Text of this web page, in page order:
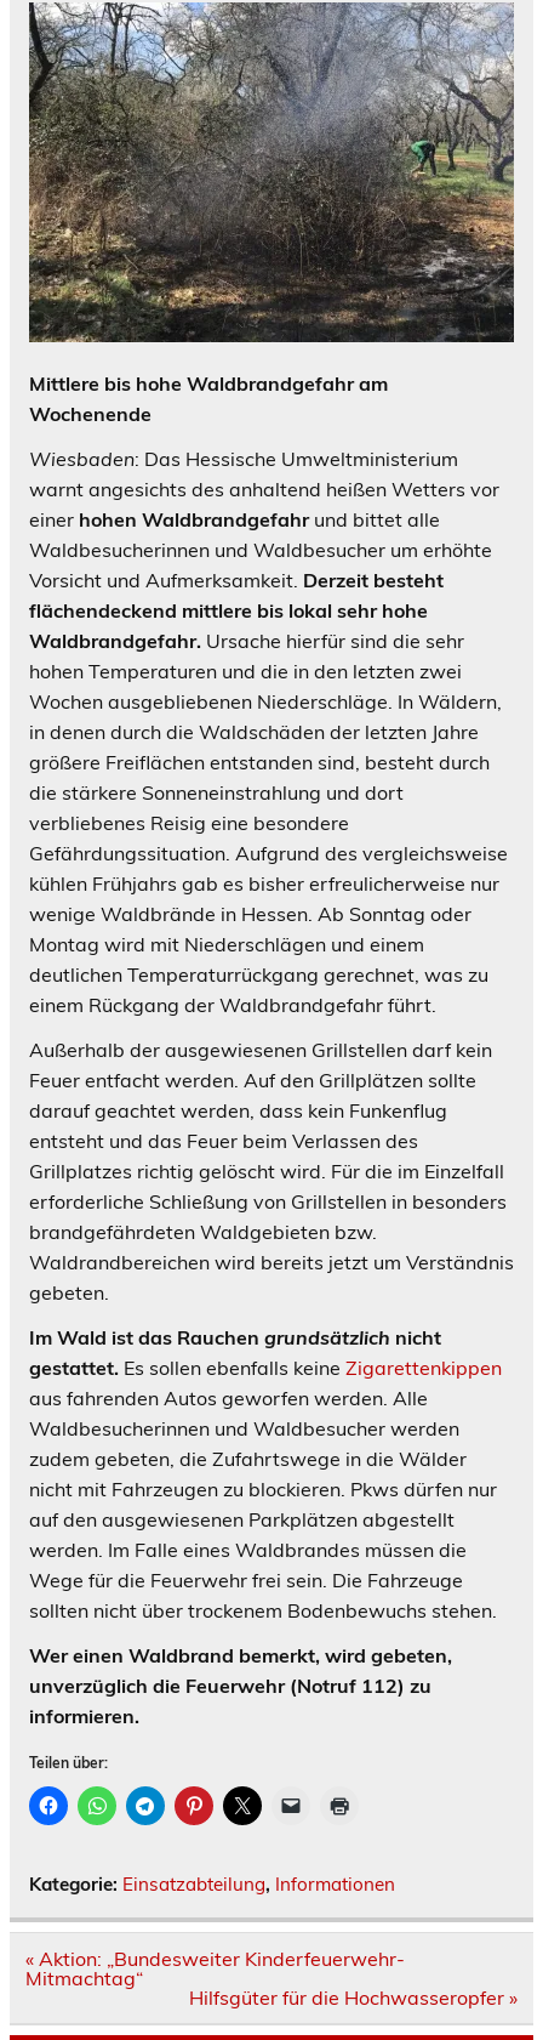
Mittlere bis hohe Waldbrandgefahr am
Wochenende
Wiesbaden: Das Hessische Umweltministerium
warnt angesichts des anhaltend heißen Wetters vor
einer hohen Waldbrandgefahrund bittet alle
Waldbesucherinnen und Waldbesucher um erhöhte
Vorsicht und Aufmerksamkeit. Derzeit besteht
flächendeckend mittlere bis lokal sehr hohe
Waldbrandgefahr. Ursache hierfür sind die sehr
hohen Temperaturen und die in den letzten zwei
Wochen ausgebliebenen Niederschläge. In Wäldern,
in denen durch die Waldschäden der letzten Jahre
größere Freiflächen entstanden sind, besteht durch
die stärkere Sonneneinstrahlung und dort
verbliebenes Reisig eine besondere
Gefährdungssituation. Aufgrund des vergleichsweise
kühlen Frühjahrs gab es bisher erfreulicherweise nur
wenige Waldbrände in Hessen. Ab Sonntag oder
Montag wird mit Niederschlägen und einem
deutlichen Temperaturrückgang gerechnet, was zu
einem Rückgang der Waldbrandgefahr führt.
Außerhalb der ausgewiesenen Grillstellen darf kein
Feuer entfacht werden. Auf den Grillplätzen sollte
darauf geachtet werden, dass kein Funkenflug
entsteht und das Feuer beim Verlassen des
Grillplatzes richtig gelöscht wird. Für die im Einzelfall
erforderliche Schließung von Grillstellen in besonders
brandgefährdeten Waldgebieten bzw.
Waldrandbereichen wird bereits jetzt um Verständnis
gebeten.
Im Wald ist das Rauchen grundsätzlich nicht
gestattet. Es sollen ebenfalls keine Zigarettenkippen
aus fahrenden Autos geworfen werden. Alle
Waldbesucherinnen und Waldbesucher werden
zudem gebeten, die Zufahrtswege in die Wälder
nicht mit Fahrzeugen zu blockieren. Pkws dürfen nur
auf den ausgewiesenen Parkplätzen abgestellt
werden. Im Falle eines Waldbrandes müssen die
Wege für die Feuerwehr frei sein. Die Fahrzeuge
sollten nicht über trockenem Bodenbewuchs stehen.
Wer einen Waldbrand bemerkt, wird gebeten,
unverzüglich die Feuerwehr (Notruf 112) zu
informieren.
Teilen über:
Kategorie: Einsatzabteilung, Informationen
Beitragsnavigation
« Aktion: „Bundesweiter Kinderfeuerwehr-
Mitmachtag“
Hilfsgüter für die Hochwasseropfer »